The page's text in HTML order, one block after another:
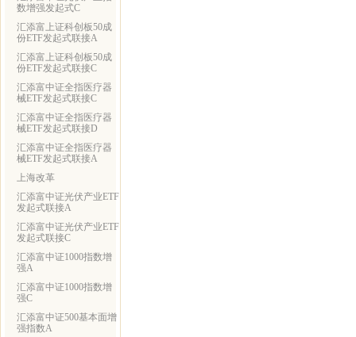
数增强发起式C
汇添富上证科创板50成
份ETF发起式联接A
汇添富上证科创板50成
份ETF发起式联接C
汇添富中证全指医疗器
械ETF发起式联接C
汇添富中证全指医疗器
械ETF发起式联接D
汇添富中证全指医疗器
械ETF发起式联接A
上海改革
汇添富中证光伏产业ETF
发起式联接A
汇添富中证光伏产业ETF
发起式联接C
汇添富中证1000指数增
强A
汇添富中证1000指数增
强C
汇添富中证500基本面增
强指数A